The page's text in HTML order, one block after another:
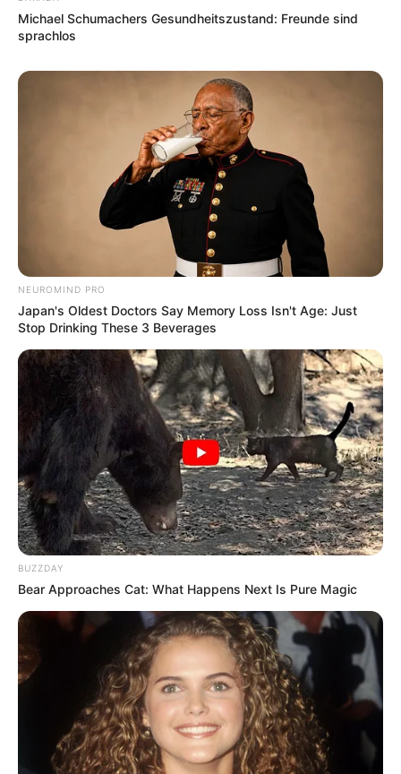
Michael Schumachers Gesundheitszustand: Freunde sind
sprachlos
NEUROMIND PRO
Japan's Oldest Doctors Say Memory Loss Isn't Age: Just
Stop Drinking These 3 Beverages
BUZZDAY
Bear Approaches Cat: What Happens Next Is Pure Magic